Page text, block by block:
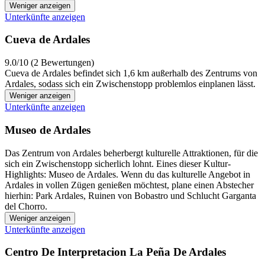
Weniger anzeigen
Unterkünfte anzeigen
Cueva de Ardales
9.0/10 (2 Bewertungen)
Cueva de Ardales befindet sich 1,6 km außerhalb des Zentrums von
Ardales, sodass sich ein Zwischenstopp problemlos einplanen lässt.
Weniger anzeigen
Unterkünfte anzeigen
Museo de Ardales
Das Zentrum von Ardales beherbergt kulturelle Attraktionen, für die
sich ein Zwischenstopp sicherlich lohnt. Eines dieser Kultur-
Highlights: Museo de Ardales. Wenn du das kulturelle Angebot in
Ardales in vollen Zügen genießen möchtest, plane einen Abstecher
hierhin: Park Ardales, Ruinen von Bobastro und Schlucht Garganta
del Chorro.
Weniger anzeigen
Unterkünfte anzeigen
Centro De Interpretacion La Peña De Ardales